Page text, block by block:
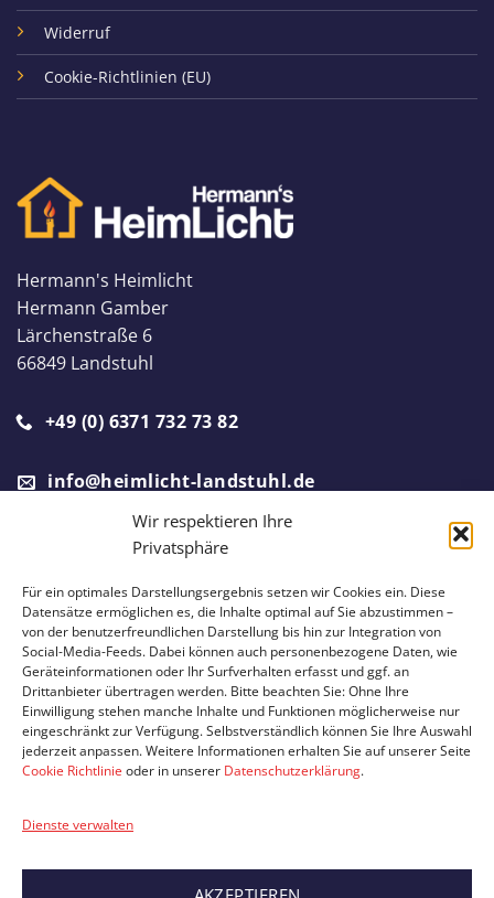
Wir respektieren Ihre
Privatsphäre
Für ein optimales Darstellungsergebnis setzen wir Cookies ein. Diese
Datensätze ermöglichen es, die Inhalte optimal auf Sie abzustimmen –
von der benutzerfreundlichen Darstellung bis hin zur Integration von
Social-Media-Feeds. Dabei können auch personenbezogene Daten, wie
Geräteinformationen oder Ihr Surfverhalten erfasst und ggf. an
Drittanbieter übertragen werden. Bitte beachten Sie: Ohne Ihre
Einwilligung stehen manche Inhalte und Funktionen möglicherweise nur
eingeschränkt zur Verfügung. Selbstverständlich können Sie Ihre Auswahl
jederzeit anpassen. Weitere Informationen erhalten Sie auf unserer Seite
Cookie Richtlinie oder in unserer Datenschutzerklärung.
Dienste verwalten
Widerruf
Cookie-Richtlinien (EU)
Hermann's Heimlicht
Hermann Gamber
Lärchenstraße 6
66849 Landstuhl
+49 (0) 6371 732 73 82
info@heimlicht-landstuhl.de
Website bySipe Design Werbeagentur